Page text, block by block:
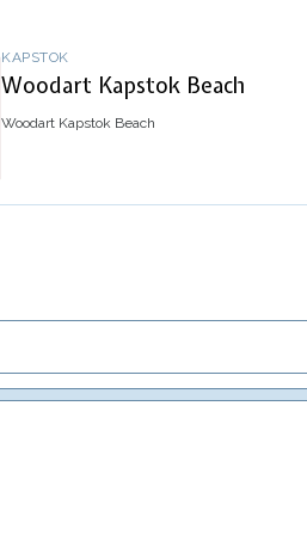
KAPSTOK
Woodart Kapstok Beach
Woodart Kapstok Beach